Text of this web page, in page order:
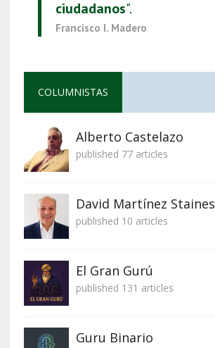
ciudadanos".
Francisco I. Madero
COLUMNISTAS
Alberto Castelazo
published 77 articles
David Martínez Staines
published 10 articles
El Gran Gurú
published 131 articles
Guru Binario